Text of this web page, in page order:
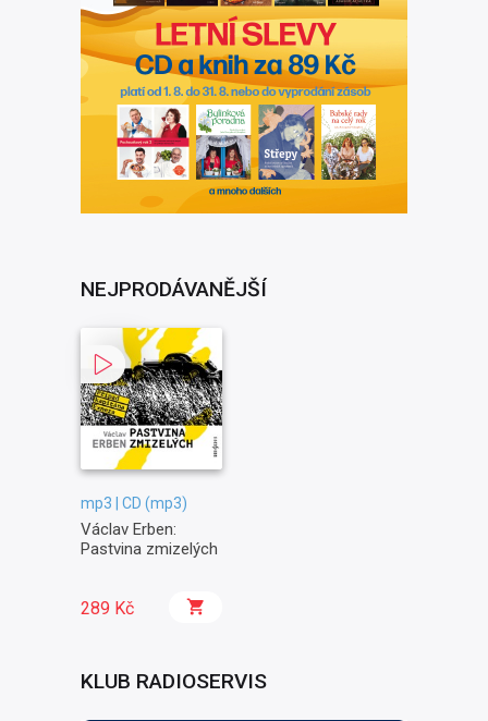
NEJPRODÁVANĚJŠÍ
mp3 | CD (mp3)
Václav Erben:
Pastvina zmizelých
289 Kč
KLUB RADIOSERVIS